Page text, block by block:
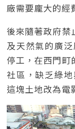
廠需要龐大的經
後來隨著政府禁
及天然氣的廣
停工，在西門町
社區，缺乏綠
這塊土地改為電